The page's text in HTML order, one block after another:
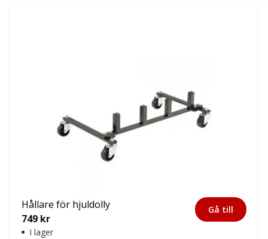
Hållare för hjuldolly
749 kr
I lager
Gå till